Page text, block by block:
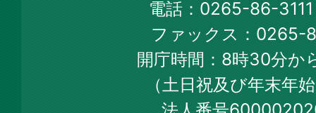
Official
Web
Site
電話：0265-86-
ファックス：0265-
開庁時間：8時30分か
（土日祝及び年末年